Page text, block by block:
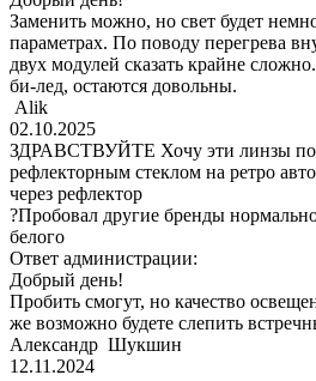
Заменить можно, но свет будет
параметрах. По поводу перегрева
двух модулей сказать крайне
би-лед, остаются довольны.
Alik
02.10.2025
ЗДРАВСТВУЙТЕ Хочу эти линзы
рефлекторным стеклом на ретро
через рефлектор
?Пробовал другие бренды
белого
Ответ администрации:
Добрый день!
Пробить смогут, но качество
же возможно будете слепить
Александр Шукшин
12.11.2024